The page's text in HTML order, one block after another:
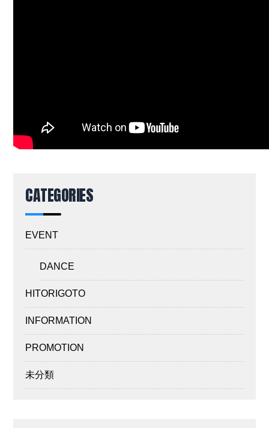
CATEGORIES
EVENT
DANCE
HITORIGOTO
INFORMATION
PROMOTION
未分類